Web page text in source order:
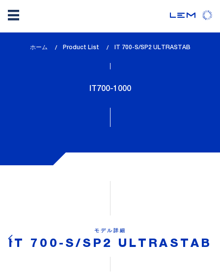
動
ホーム Product List
lem_current_page
IT 700-S/SP2 ULTRASTAB
IT700-1000
モデル詳細
IT 700-S/SP2 ULTRASTAB